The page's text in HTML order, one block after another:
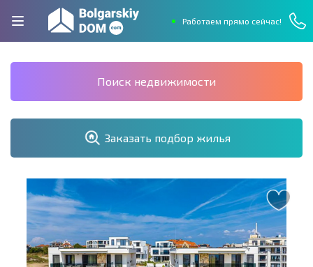
Работаем прямо сейчас!
Поиск недвижимости
Заказать подбор жилья